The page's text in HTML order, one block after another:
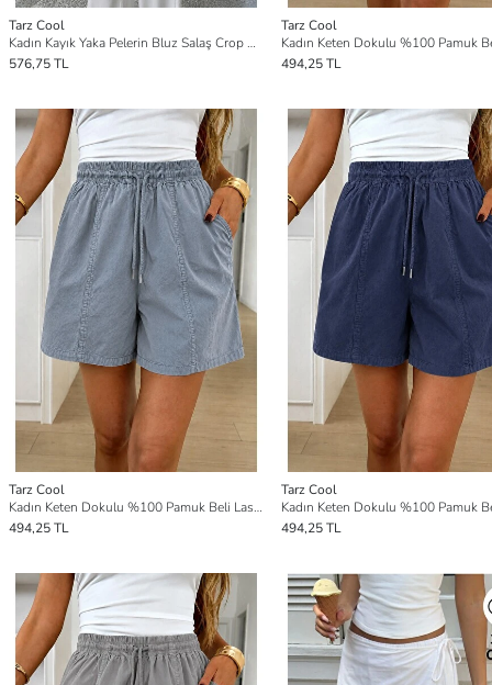
Tarz Cool
Kadın Kayık Yaka Pelerin Bluz Salaş Crop Bluz
576,75 TL
Tarz Cool
494,25 TL
Tarz Cool
Kadın Keten Dokulu %100 Pamuk Beli Lastikli Cepsiz Şort
494,25 TL
Tarz Cool
494,25 TL